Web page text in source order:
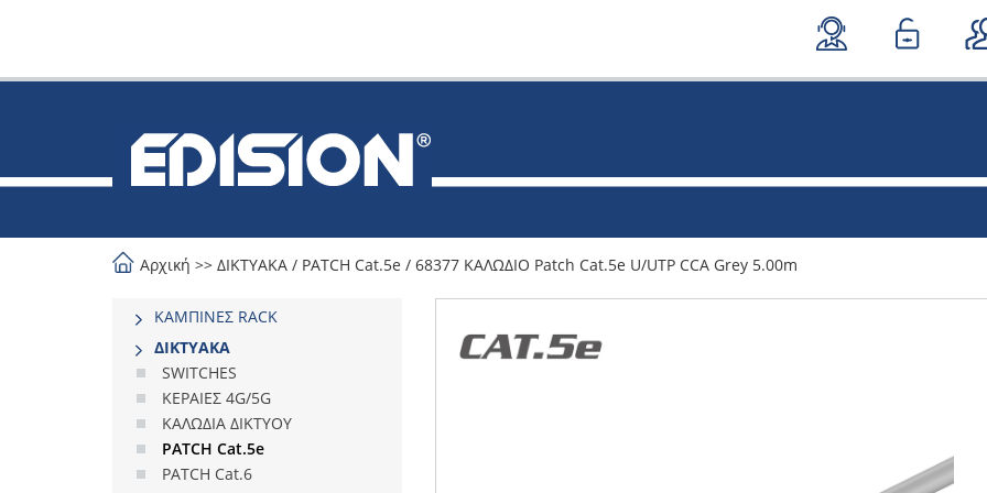
Αρχική >> ΔΙΚΤΥΑΚΑ / PATCH Cat.5e / 68377 ΚΑΛΩΔΙΟ Patch Cat.5e U/UTP CCA Grey 5.00m
ΚΑΜΠΙΝΕΣ RACK
ΔΙΚΤΥΑΚΑ
SWITCHES
ΚΕΡΑΙΕΣ 4G/5G
ΚΑΛΩΔΙΑ ΔΙΚΤΥΟΥ
PATCH Cat.5e
PATCH Cat.6